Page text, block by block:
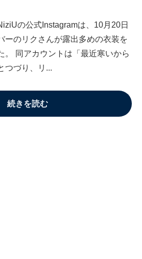
の公式Instagramは、10月20日
ーのリクさんが露出多めの衣装を
。 同アカウントは「最近寒いから
つづり、リ...
続きを読む